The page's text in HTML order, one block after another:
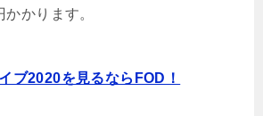
かります。
ブ2020を見るならFOD！